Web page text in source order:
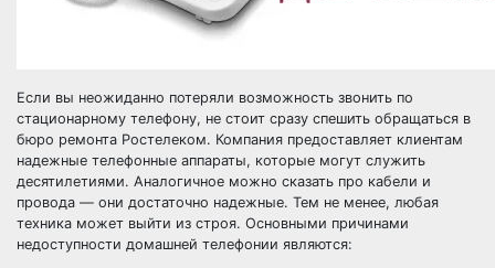
Если вы неожиданно потеряли возможность звонить по
стационарному телефону, не стоит сразу спешить обращаться в
бюро ремонта Ростелеком. Компания предоставляет клиентам
надежные телефонные аппараты, которые могут служить
десятилетиями. Аналогичное можно сказать про кабели и
провода — они достаточно надежные. Тем не менее, любая
техника может выйти из строя. Основными причинами
недоступности домашней телефонии являются: